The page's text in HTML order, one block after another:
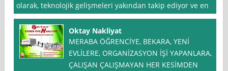
olarak, teknolojik gelişmeleri yakından takip ediyor ve en
Oktay Nakliyat
MERABA ÖĞRENCİYE, BEKARA, YENİ
EVLİLERE, ORGANİZASYON İŞİ YAPANLARA,
ÇALIŞAN ÇALIŞMAYAN HER KESİMDEN